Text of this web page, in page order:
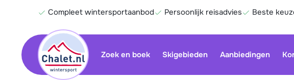
Compleet wintersportaanbod Persoonlijk reisadvies Beste
Zoek en boek Skigebieden Aanbiedingen